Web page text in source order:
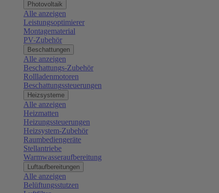
Photovoltaik
Alle anzeigen
Leistungsoptimierer
Montagematerial
PV-Zubehör
Beschattungen
Alle anzeigen
Beschattungs-Zubehör
Rollladenmotoren
Beschattungssteuerungen
Heizsysteme
Alle anzeigen
Heizmatten
Heizungssteuerungen
Heizsystem-Zubehör
Raumbediengeräte
Stellantriebe
Warmwasseraufbereitung
Luftaufbereitungen
Alle anzeigen
Belüftungsstutzen